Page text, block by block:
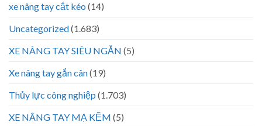
xe nâng tay cắt kéo (14)
Uncategorized(1.683)
XE NÂNG TAY SIÊU NGẮN (5)
Xe nâng tay gắn cân(19)
Thủy lực công nghiệp (1.703)
XE NÂNG TAY MẠ KẼM (5)